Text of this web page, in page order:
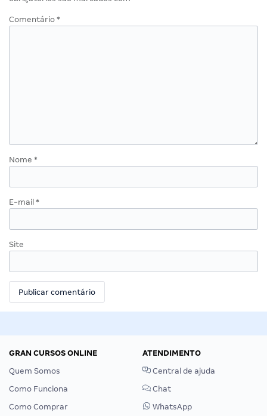
Comentário *
Nome *
E-mail *
Site
GRAN CURSOS ONLINE
Quem Somos
Como Funciona
Como Comprar
ATENDIMENTO
Central de ajuda
Chat
WhatsApp